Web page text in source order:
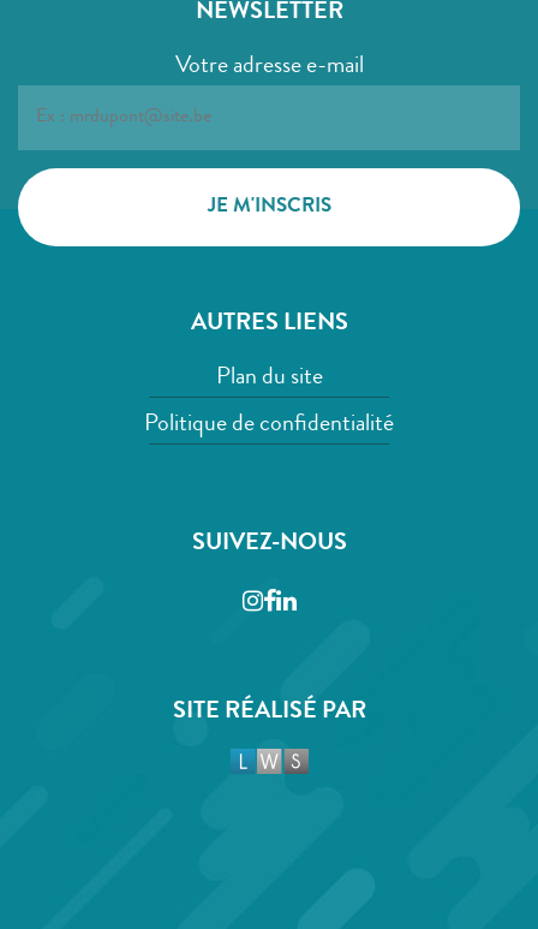
NEWSLETTER
Votre adresse e-mail
AUTRES LIENS
Plan du site
Politique de confidentialité
SUIVEZ-NOUS
Instagram
Facebook
LinkedIn
SITE RÉALISÉ PAR